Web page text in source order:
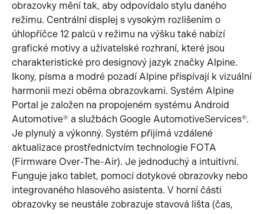
obrazovky mění tak, aby odpovídalo stylu daného
režimu. Centrální displej s vysokým rozlišením o
úhlopříčce 12 palců v režimu na výšku také nabízí
grafické motivy a uživatelské rozhraní, které jsou
charakteristické pro designový jazyk značky Alpine.
Ikony, písma a modré pozadí Alpine přispívají k vizuální
harmonii mezi oběma obrazovkami. Systém Alpine
Portal je založen na propojeném systému Android
Automotive® a službách Google AutomotiveServices®.
Je plynulý a výkonný. Systém přijímá vzdálené
aktualizace prostřednictvím technologie FOTA
(Firmware Over-The-Air). Je jednoduchý a intuitivní.
Funguje jako tablet, pomocí dotykové obrazovky nebo
integrovaného hlasového asistenta. V horní části
obrazovky se neustále zobrazuje stavová lišta (čas,